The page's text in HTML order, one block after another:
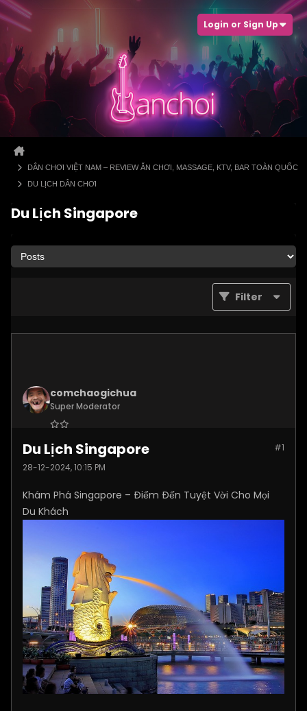
Login or Sign Up
DÂN CHƠI VIỆT NAM – REVIEW ĂN CHƠI, MASSAGE, KTV, BAR TOÀN QUỐC
DU LỊCH DÂN CHƠI
Du Lịch Singapore
Filter
comchaogichua
Super Moderator
Posts: 10887 #1
Du Lịch Singapore
28-12-2024, 10:15 PM
Khám Phá Singapore – Điểm Đến Tuyệt Vời Cho Mọi
Du Khách